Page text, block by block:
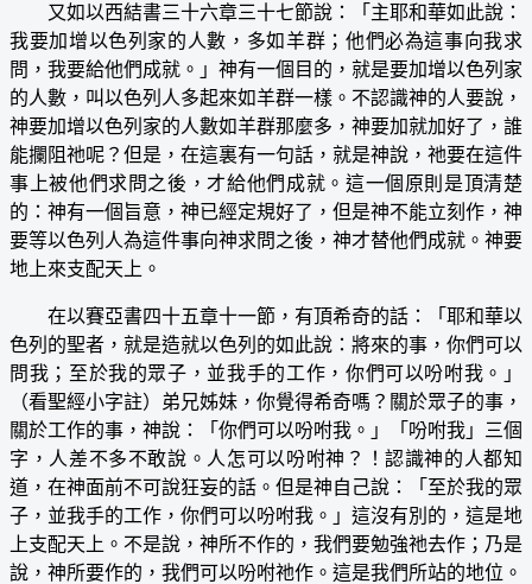
又如以西結書三十六章三十七節說：「主耶和華如此說：
我要加增以色列家的人數，多如羊群；他們必為這事向我求
問，我要給他們成就。」神有一個目的，就是要加增以色列家
的人數，叫以色列人多起來如羊群一樣。不認識神的人要說，
神要加增以色列家的人數如羊群那麼多，神要加就加好了，誰
能攔阻祂呢？但是，在這裏有一句話，就是神說，祂要在這件
事上被他們求問之後，才給他們成就。這一個原則是頂清楚
的：神有一個旨意，神已經定規好了，但是神不能立刻作，神
要等以色列人為這件事向神求問之後，神才替他們成就。神要
地上來支配天上。
在以賽亞書四十五章十一節，有頂希奇的話：「耶和華以
色列的聖者，就是造就以色列的如此說：將來的事，你們可以
問我；至於我的眾子，並我手的工作，你們可以吩咐我。」
（看聖經小字註）弟兄姊妹，你覺得希奇嗎？關於眾子的事，
關於工作的事，神說：「你們可以吩咐我。」「吩咐我」三個
字，人差不多不敢說。人怎可以吩咐神？！認識神的人都知
道，在神面前不可說狂妄的話。但是神自己說：「至於我的眾
子，並我手的工作，你們可以吩咐我。」這沒有別的，這是地
上支配天上。不是說，神所不作的，我們要勉強祂去作；乃是
說，神所要作的，我們可以吩咐祂作。這是我們所站的地位。